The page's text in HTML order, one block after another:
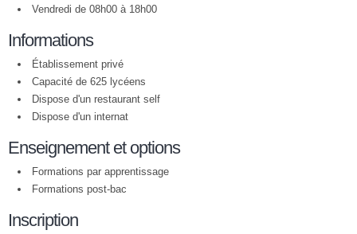
Vendredi de 08h00 à 18h00
Informations
Établissement privé
Capacité de 625 lycéens
Dispose d'un restaurant self
Dispose d'un internat
Enseignement et options
Formations par apprentissage
Formations post-bac
Inscription